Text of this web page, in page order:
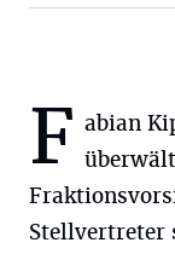
F abian
Stellvertreter